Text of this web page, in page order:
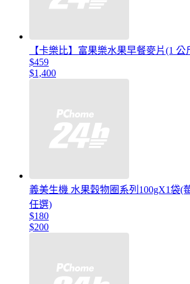
【卡樂比】富果樂水果早餐麥片(1 公
$459
$1,400
義美生機 水果穀物圈系列100gX1袋(
任選)
$180
$200